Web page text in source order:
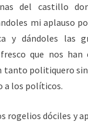
del castillo
mi aplauso
y dándoles las
que nos han
tanto politiquero
a los políticos.
rogelios dóciles y